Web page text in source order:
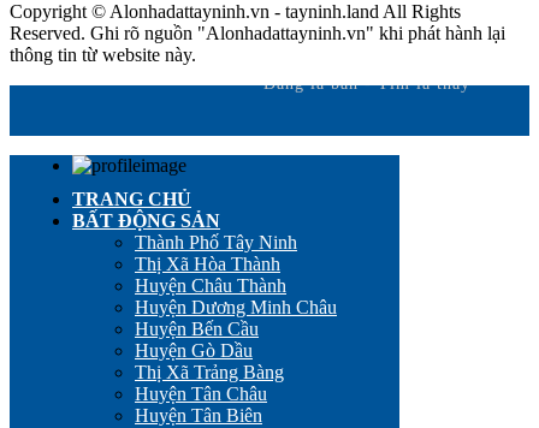
Copyright © Alonhadattayninh.vn - tayninh.land All Rights
Reserved. Ghi rõ nguồn "Alonhadattayninh.vn" khi phát hành lại
thông tin từ website này.
Đăng là bán - Tìm là thấy
TRANG CHỦ
BẤT ĐỘNG SẢN
Thành Phố Tây Ninh
Thị Xã Hòa Thành
Huyện Châu Thành
Huyện Dương Minh Châu
Huyện Bến Cầu
Huyện Gò Dầu
Thị Xã Trảng Bàng
Huyện Tân Châu
Huyện Tân Biên